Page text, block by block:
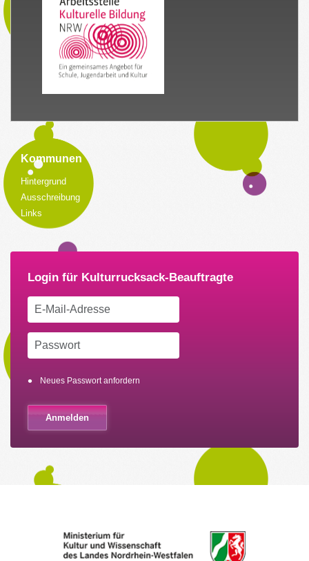
Kommunen
Hintergrund
Ausschreibung
Links
Neues Passwort anfordern